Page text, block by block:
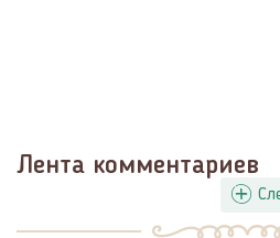
Лента комментариев